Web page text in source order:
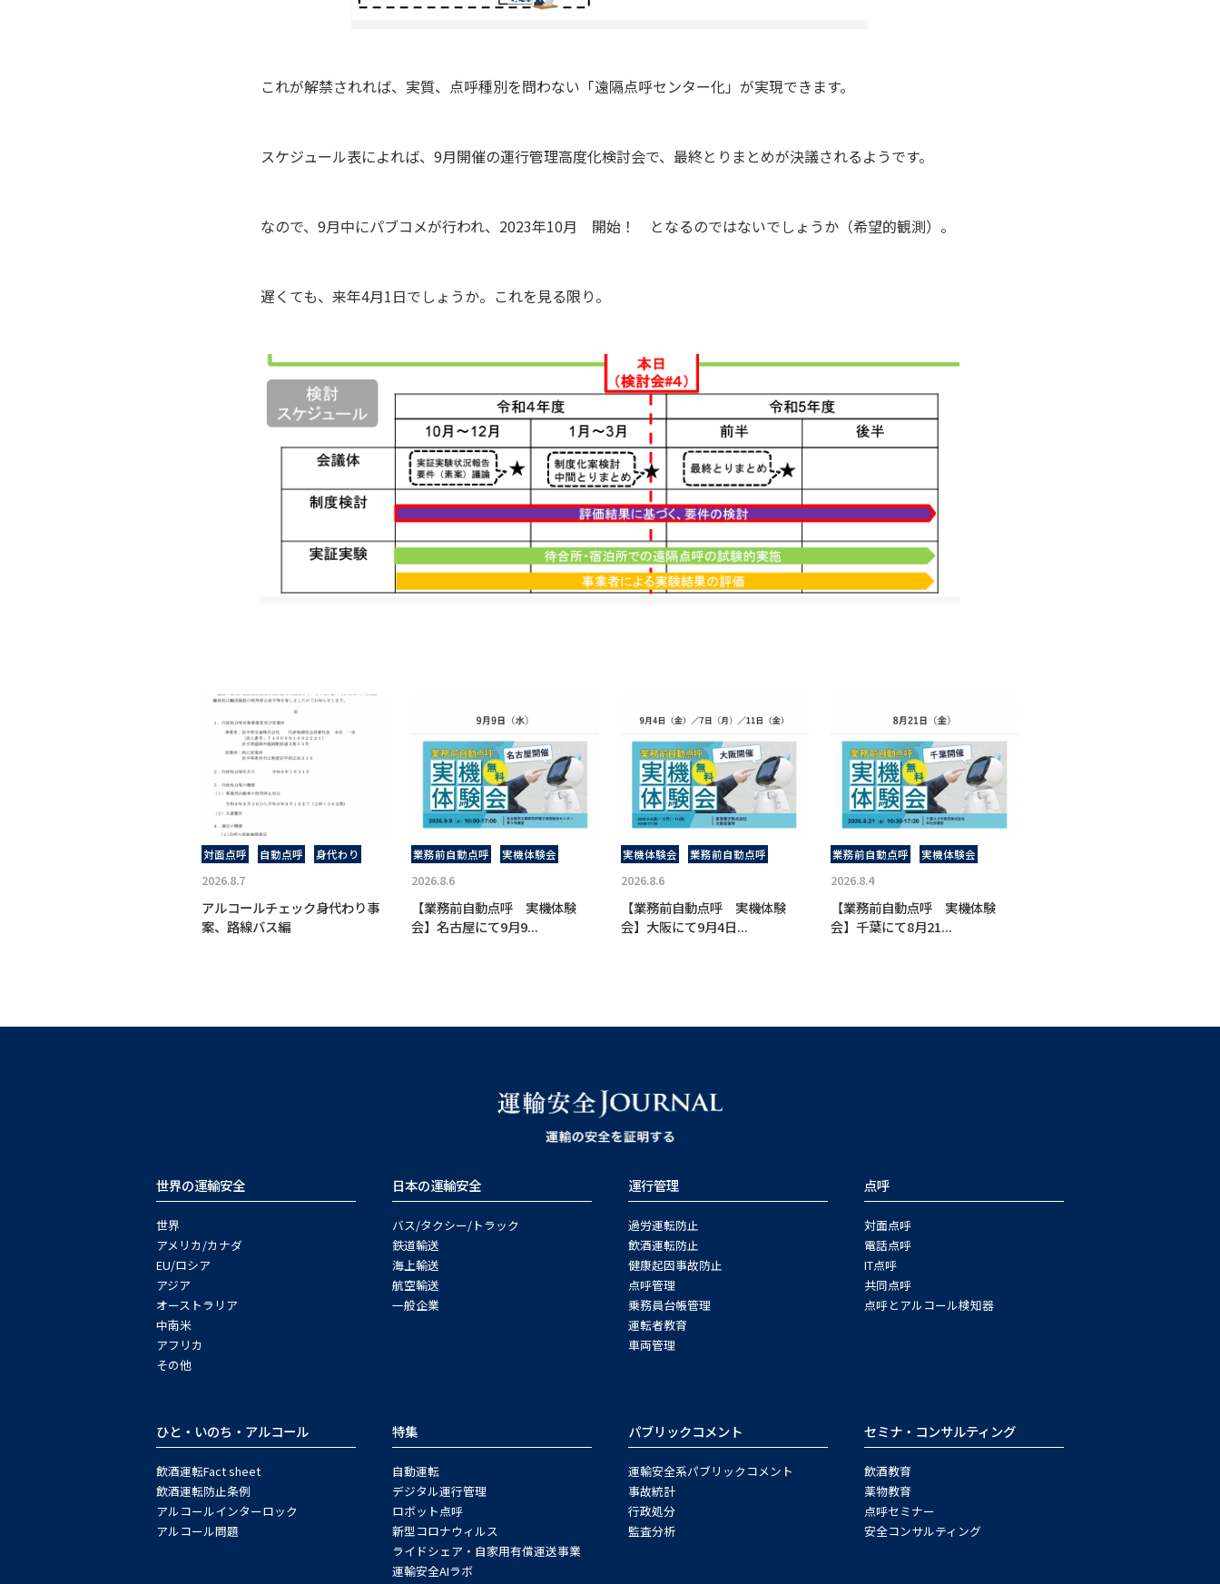
これが解禁されれば、実質、点呼種別を問わない「遠隔点呼センター化」が実現できます。
スケジュール表によれば、9月開催の運行管理高度化検討会で、最終とりまとめが決議されるようです。
なので、9月中にパブコメが行われ、2023年10月 開始！ となるのではないでしょうか（希望的観測）。
遅くても、来年4月1日でしょうか。これを見る限り。
対面点呼 自動点呼 身代わり
2026.8.7
アルコールチェック身代わり事
案、路線バス編
業務前自動点呼 実機体験会
2026.8.6
【業務前自動点呼 実機体験
会】名古屋にて9月9...
実機体験会 業務前自動点呼
2026.8.6
【業務前自動点呼 実機体験
会】大阪にて9月4日...
業務前自動点呼 実機体験会
2026.8.4
【業務前自動点呼 実機体験
会】千葉にて8月21...
世界の運輸安全
世界
アメリカ/カナダ
EU/ロシア
アジア
オーストラリア
中南米
アフリカ
その他
日本の運輸安全
バス/タクシー/トラック
鉄道輸送
海上輸送
航空輸送
一般企業
運行管理
過労運転防止
飲酒運転防止
健康起因事故防止
点呼管理
乗務員台帳管理
運転者教育
車両管理
点呼
対面点呼
電話点呼
IT点呼
共同点呼
点呼とアルコール検知器
ひと・いのち・アルコール
飲酒運転Fact sheet
飲酒運転防止条例
アルコールインターロック
アルコール問題
特集
自動運転
デジタル運行管理
ロボット点呼
新型コロナウィルス
ライドシェア・自家用有償運送事業
運輸安全AIラボ
パブリックコメント
運輸安全系パブリックコメント
事故統計
行政処分
監査分析
セミナ・コンサルティング
飲酒教育
薬物教育
点呼セミナー
安全コンサルティング